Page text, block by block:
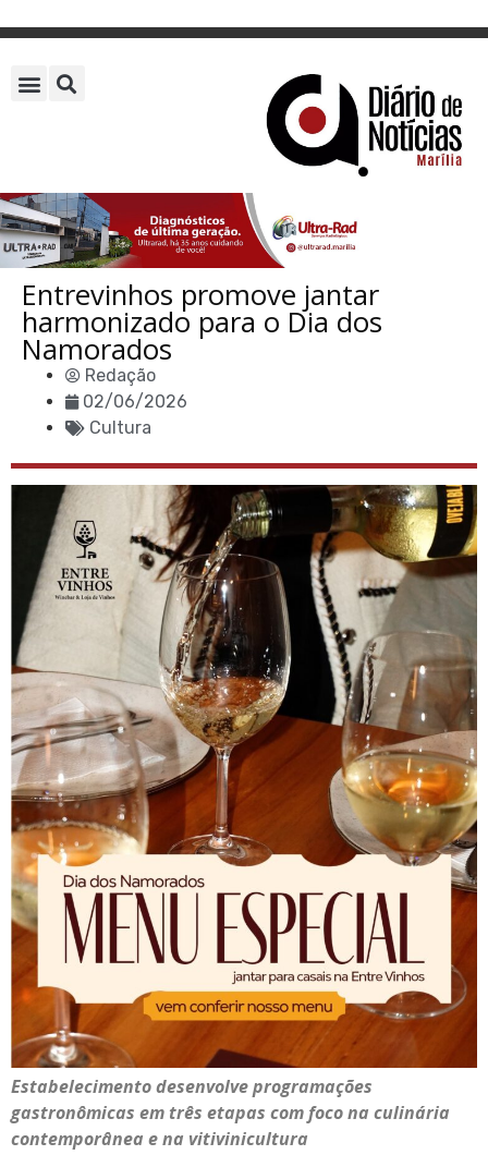
Entrevinhos promove jantar
harmonizado para o Dia dos
Namorados
Redação
02/06/2026
Cultura
Estabelecimento desenvolve programações
gastronômicas em três etapas com foco na culinária
contemporânea e na vitivinicultura